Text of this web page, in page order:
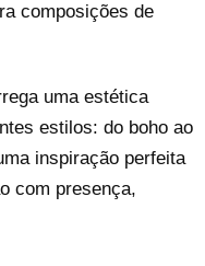
composições de
uma estética
estilos: do boho ao
inspiração perfeita
com presença,